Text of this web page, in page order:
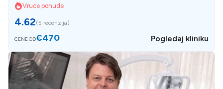
Vruće ponude
4.62(5 recenzija)
CENE OD€470 Pogledaj kliniku